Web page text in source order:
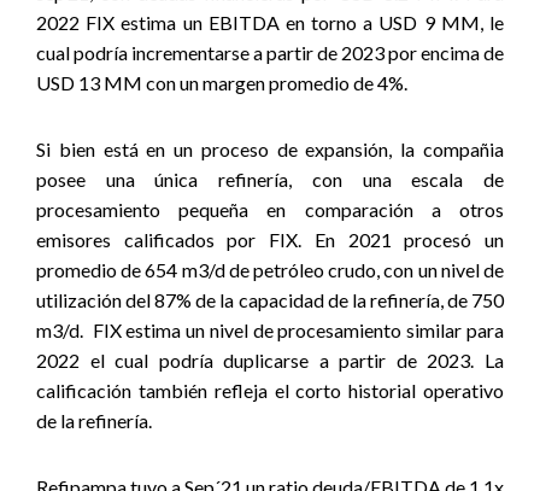
2022 FIX estima un EBITDA en torno a USD 9 MM, le
cual podría incrementarse a partir de 2023 por encima de
USD 13 MM con un margen promedio de 4%.
Si bien está en un proceso de expansión, la compañia
posee una única refinería, con una escala de
procesamiento pequeña en comparación a otros
emisores calificados por FIX. En 2021 procesó un
promedio de 654 m3/d de petróleo crudo, con un nivel de
utilización del 87% de la capacidad de la refinería, de 750
m3/d. FIX estima un nivel de procesamiento similar para
2022 el cual podría duplicarse a partir de 2023. La
calificación también refleja el corto historial operativo
de la refinería.